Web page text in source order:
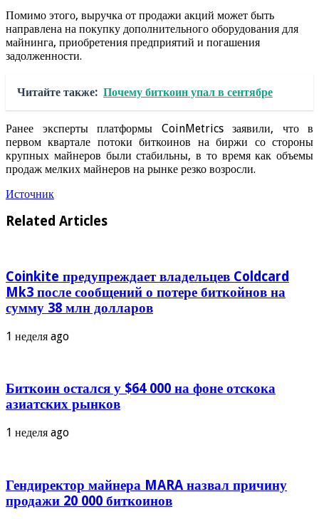
Помимо этого, выручка от продажи акций может быть
направлена на покупку дополнительного оборудования для
майнинга, приобретения предприятий и погашения
задолженности.
Читайте также: Почему биткоин упал в сентябре
Ранее эксперты платформы CoinMetrics заявили, что в
первом квартале потоки биткоинов на биржи со стороны
крупных майнеров были стабильны, в то время как объемы
продаж мелких майнеров на рынке резко возросли.
Источник
Related Articles
Coinkite предупреждает владельцев Coldcard
Mk3 после сообщений о потере биткойнов на
сумму 38 млн долларов
1 неделя ago
Биткоин остался у $64 000 на фоне отскока
азиатских рынков
1 неделя ago
Гендиректор майнера MARA назвал причину
продажи 20 000 биткоинов